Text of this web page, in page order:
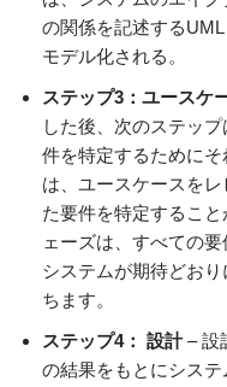
の関係を記述する
モデル化される。
ステップ3：ユースケ
した後、次のステッ
件を特定するために
は、ユースケースを
た要件を特定するこ
ェーズは、すべての
システムが期待どお
ちます。
ステップ4： 設計– 設
の結果をもとにシス